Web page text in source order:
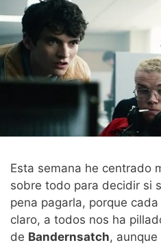
Esta semana he centrado
sobre todo para decidir si
pena pagarla, porque
claro, a todos nos ha
de Bandernsatch,